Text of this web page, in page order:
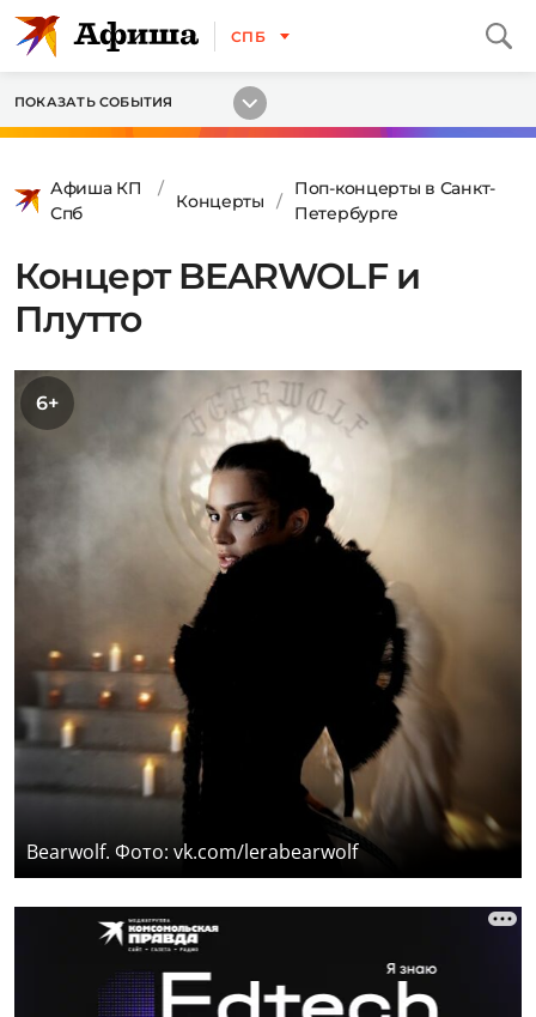
СПБ
ПОКАЗАТЬ СОБЫТИЯ
Афиша КП
Спб
Концерты
Поп-концерты в Санкт-
Петербурге
Концерт BEARWOLF и
Плутто
6+
Bearwolf. Фото: vk.com/lerabearwolf